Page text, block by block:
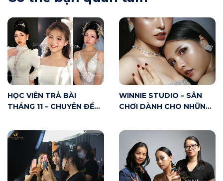
HỌC VIÊN TRẢ BÀI
THÁNG 11 – CHUYÊN ĐỀ
WINNIE STUDIO – SÂN
CHƠI DÀNH CHO NHỮNG